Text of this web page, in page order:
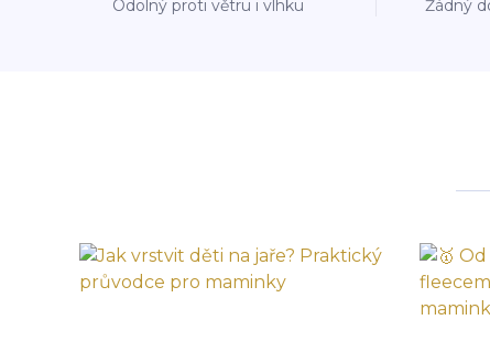
Odolný proti větru i vlhku Žádný